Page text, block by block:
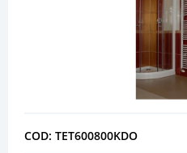
COD: TET600800KDO